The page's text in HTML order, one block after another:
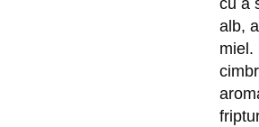
cu a
alb,
miel.